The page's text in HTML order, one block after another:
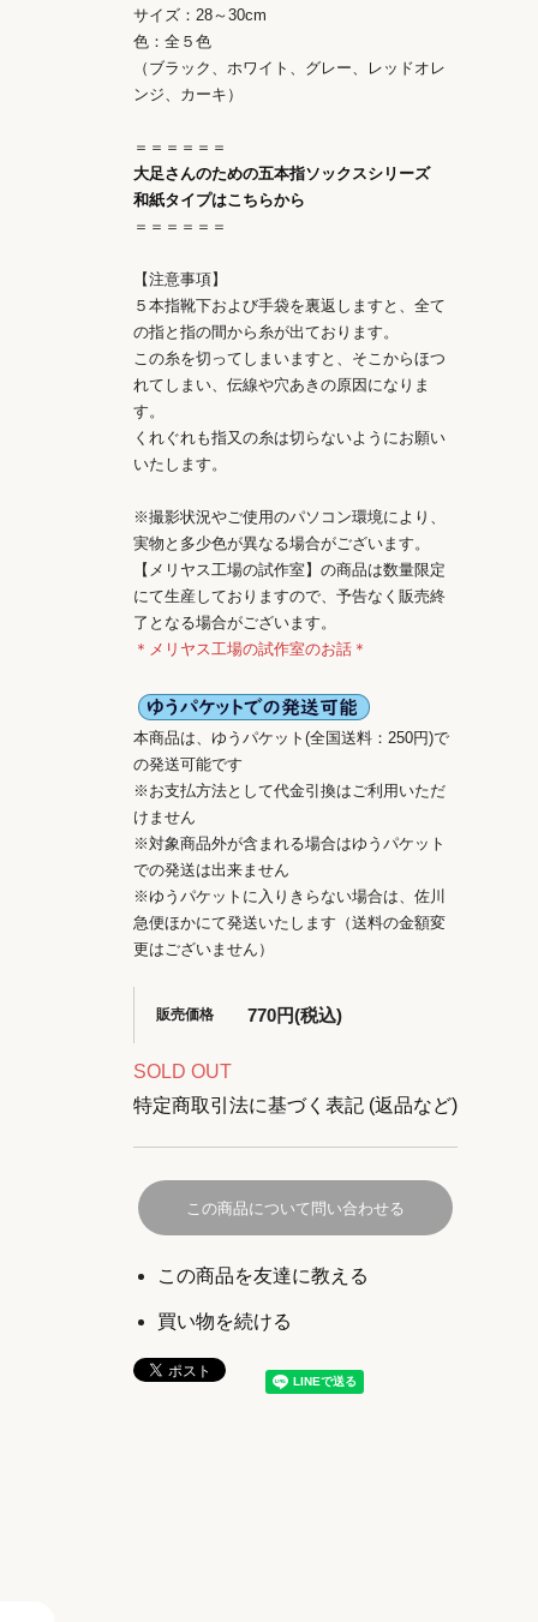
サイズ：28～30cm
色：全５色
（ブラック、ホワイト、グレー、レッドオレ
ンジ、カーキ）
＝＝＝＝＝＝
大足さんのための五本指ソックスシリーズ
和紙タイプはこちらから
＝＝＝＝＝＝
【注意事項】
５本指靴下および手袋を裏返しますと、全て
の指と指の間から糸が出ております。
この糸を切ってしまいますと、そこからほつ
れてしまい、伝線や穴あきの原因になりま
す。
くれぐれも指又の糸は切らないようにお願い
いたします。
※撮影状況やご使用のパソコン環境により、
実物と多少色が異なる場合がございます。
【メリヤス工場の試作室】の商品は数量限定
にて生産しておりますので、予告なく販売終
了となる場合がございます。
＊メリヤス工場の試作室のお話＊
本商品は、ゆうパケット(全国送料：250円)で
の発送可能です
※お支払方法として代金引換はご利用いただ
けません
※対象商品外が含まれる場合はゆうパケット
での発送は出来ません
※ゆうパケットに入りきらない場合は、佐川
急便ほかにて発送いたします（送料の金額変
更はございません）
販売価格 770円(税込)
SOLD OUT
特定商取引法に基づく表記 (返品など)
この商品について問い合わせる
この商品を友達に教える
買い物を続ける